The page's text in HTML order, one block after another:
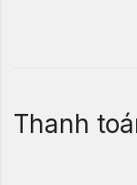
Thanh